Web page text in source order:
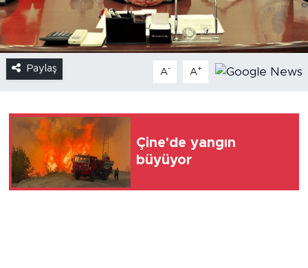
Paylaş A- A+
Çine'de yangın
büyüyor